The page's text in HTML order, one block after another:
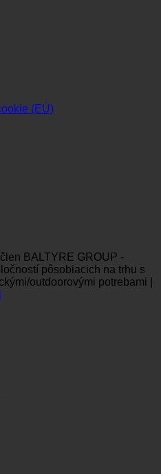
(EÚ)
BALTYRE GROUP -
pôsobiacich na trhu s
outdoorovými potrebami |